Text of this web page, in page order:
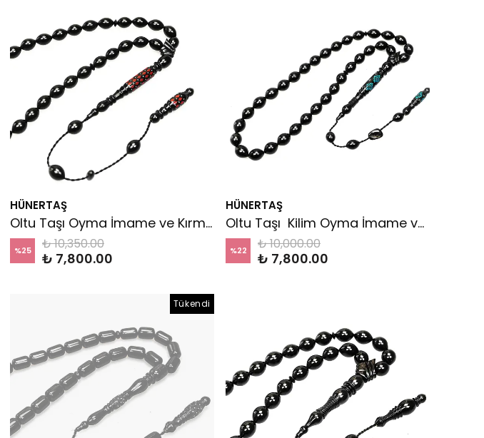
HÜNERTAŞ
Oltu Taşı Oyma İmame ve Kırmızı Mine İşleme Sade Tespih
%25 ₺ 10,350.00
₺ 7,800.00
HÜNERTAŞ
Oltu Taşı Kilim Oyma İmame ve Mine İşleme Sade Tespih
%22 ₺ 10,000.00
₺ 7,800.00
Tükendi